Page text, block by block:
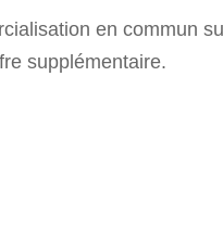
en commun
supplémentaire.